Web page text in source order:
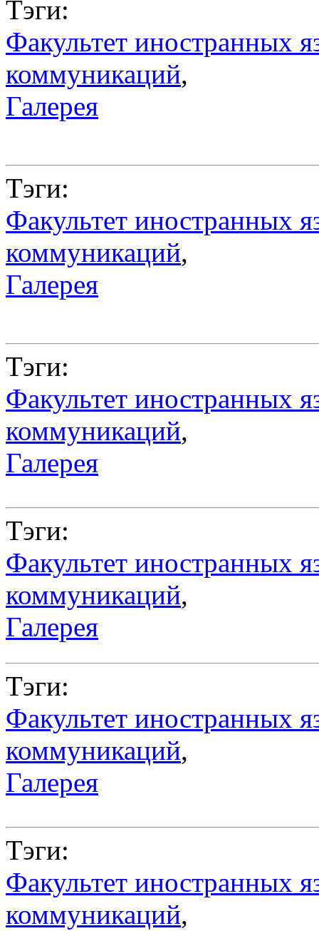
Тэги:
Факультет иностранных
коммуникаций,
Галерея
Тэги:
Факультет иностранных
коммуникаций,
Галерея
Тэги:
Факультет иностранных
коммуникаций,
Галерея
Тэги:
Факультет иностранных
коммуникаций,
Галерея
Тэги:
Факультет иностранных
коммуникаций,
Галерея
Тэги:
Факультет иностранных
коммуникаций,